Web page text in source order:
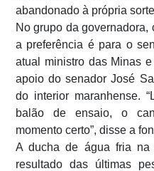
abandonado à própria
No grupo da governadora,
a preferência é para o
atual ministro das Minas
apoio do senador José
do interior maranhense.
balão de ensaio, o
momento certo”, disse a
A ducha de água fria na
resultado das últimas